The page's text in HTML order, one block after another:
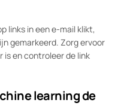
links in een e-mail klikt,
gemarkeerd. Zorg ervoor
is en controleer de link
learning de